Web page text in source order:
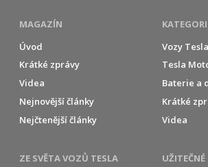
MAGAZÍN
Úvod
Krátké zprávy
Videa
Nejnovější články
Nejčtenější články
Vozy Tesla
Tesla
Baterie a
Krátké
Videa
ZE SVĚTA VOZŮ TESLA
UŽITEČNÉ